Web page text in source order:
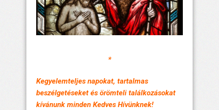
*
Kegyelemteljes napokat, tartalmas
beszélgetéseket és örömteli találkozásokat
kívánunk minden Kedves Hívünknek!